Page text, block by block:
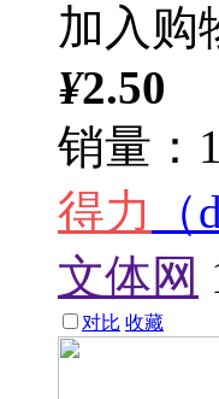
加入购
¥2.50
销量：1
得力
文体网
对比 收藏